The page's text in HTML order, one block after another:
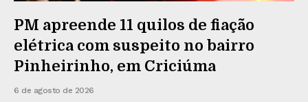
PM apreende 11 quilos de fiação
elétrica com suspeito no bairro
Pinheirinho, em Criciúma
6 de agosto de 2026